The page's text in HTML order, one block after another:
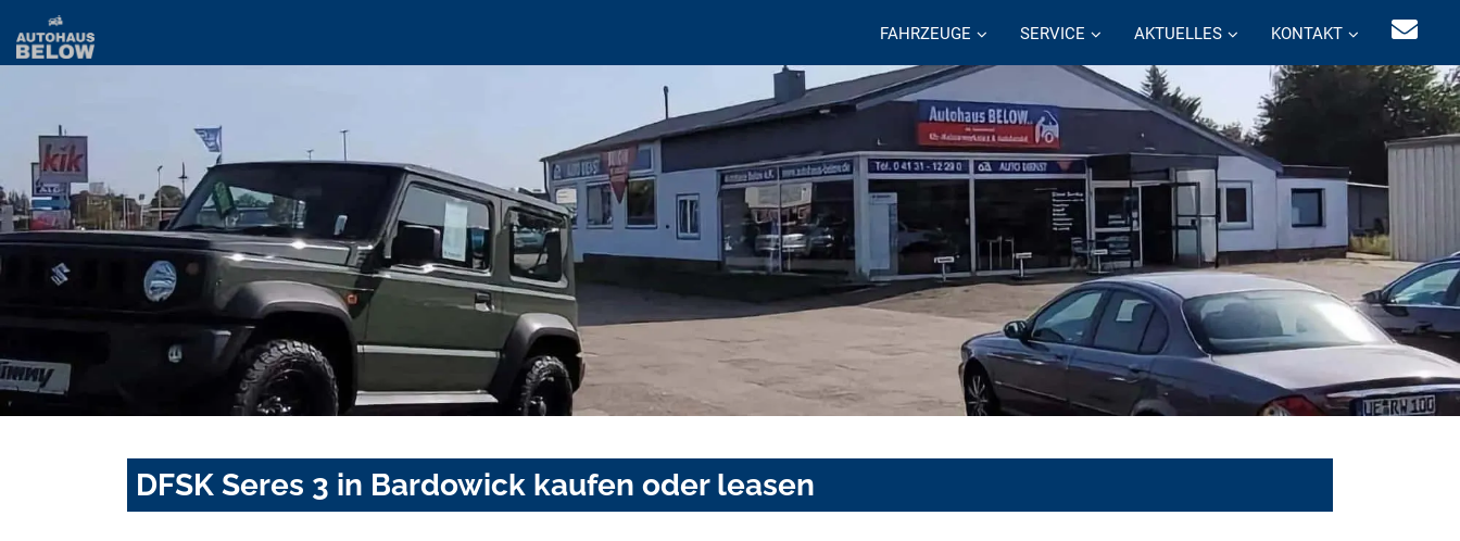
FAHRZEUGE SERVICE AKTUELLES KONTAKT
DFSK Seres 3 in Bardowick kaufen oder leasen